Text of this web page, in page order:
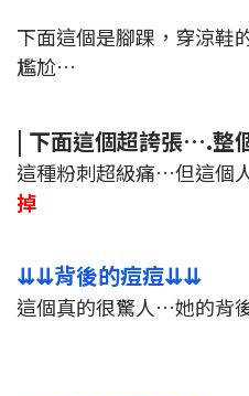
下面這個是腳踝，穿涼鞋
尷尬…
| 下面這個超誇張….整
這種粉刺超級痛…但這個
掉
⇊⇊背後的痘痘⇊⇊
這個真的很驚人…她的背